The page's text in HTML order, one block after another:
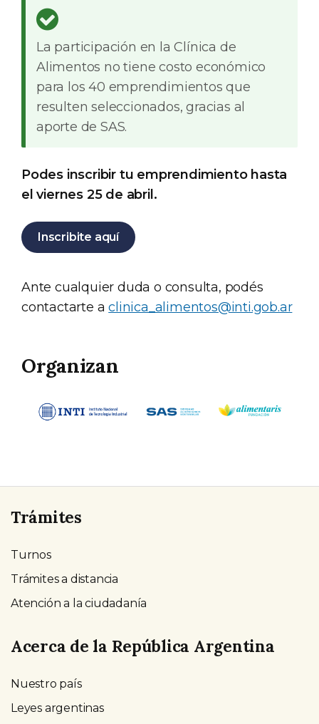
La participación en la Clínica de
Alimentos no tiene costo económico
para los 40 emprendimientos que
resulten seleccionados, gracias al
aporte de SAS.
Podes inscribir tu emprendimiento hasta
el viernes 25 de abril.
Inscribite aquí
Ante cualquier duda o consulta, podés
contactarte aclinica_alimentos@inti.gob.ar
Organizan
Trámites
Turnos
Trámites a distancia
Atención a la ciudadanía
Acerca de la República Argentina
Nuestro país
Leyes argentinas